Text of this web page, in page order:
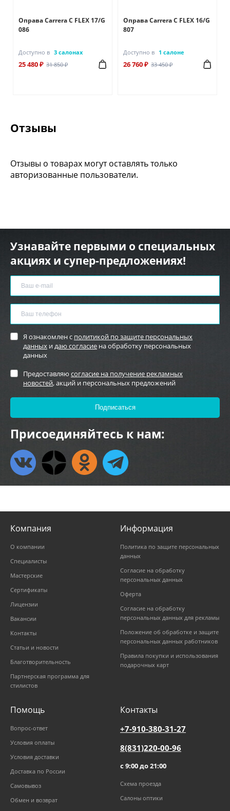
Оправа Carrera C FLEX 17/G
086
Доступно в 3 салонах
25 480 ₽ 31 850 ₽
Оправа Carrera C FLEX 16/G
807
Доступно в 1 салоне
26 760 ₽ 33 450 ₽
Отзывы
Отзывы о товарах могут оставлять только
авторизованные пользователи.
Узнавайте первыми о специальных
акциях и супер-предложениях!
Я ознакомлен с политикой по защите персональных
данных идаю согласие на обработку персональных
данных
Предоставляю согласие на получение рекламных
новостей, акций и персональных предложений
Присоединяйтесь к нам:
Компания
О компании
Специалисты
Мастерские
Сертификаты
Лицензии
Вакансии
Контакты
Статьи и новости
Благотворительность
Партнерская программа для
стилистов
Информация
Политика по защите персональных
данных
Согласие на обработку
персональных данных
Оферта
Согласие на обработку
персональных данных для рекламы
Положение об обработке и защите
персональных данных работников
Правила покупки и использования
подарочных карт
Помощь
Вопрос-ответ
Условия оплаты
Условия доставки
Доставка по России
Самовывоз
Обмен и возврат
Контакты
+7-910-380-31-27
8(831)220-00-96
с 9:00 до 21:00
Схема проезда
Салоны оптики